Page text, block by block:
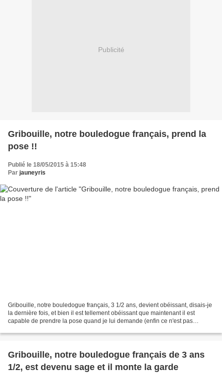
Publicité
Gribouille, notre bouledogue français, prend la
pose !!
Publié le 18/05/2015 à 15:48
Par jauneyris
Gribouille, notre bouledogue français, 3 1/2 ans, devient obéissant, disais-je
la dernière fois, et bien il est tellement obéissant que maintenant il est
capable de prendre la pose quand je lui demande (enfin ce n'est pas
Gribouille, notre bouledogue français de 3 ans
1/2, est devenu sage et il monte la garde